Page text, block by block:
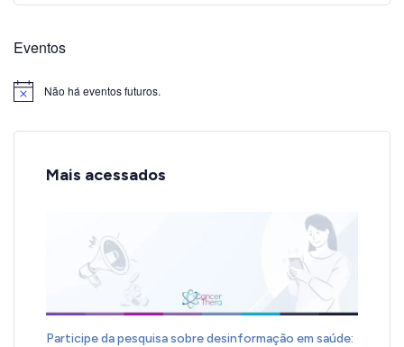
Eventos
Notice Não há eventos futuros.
Mais acessados
Participe da pesquisa sobre desinformação em saúde: